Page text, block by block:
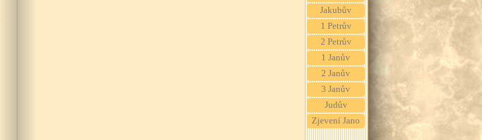
Jakubův
1 Petrův
2 Petrův
1 Janův
2 Janův
3 Janův
Judův
Zjevení Jano